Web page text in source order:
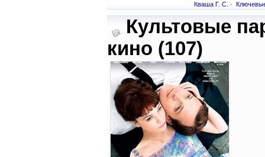
Кваша Г. С. ·
Культовые
кино (107)